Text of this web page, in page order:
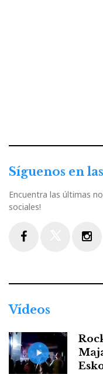
Síguenos en
Encuentra las últimas
sociales!
Vídeos